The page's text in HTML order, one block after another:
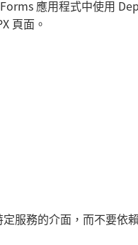
Forms 應用程式中使用
頁面。
服務的介面，而不要依